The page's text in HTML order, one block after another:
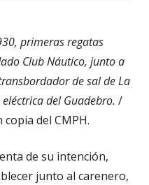
primeras regatas
Club Náutico, junto a
de sal de La
del Guadebro. /
del CMPH.
de su intención,
junto al carenero,